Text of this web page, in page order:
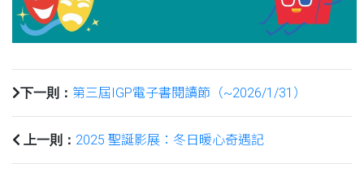
下一則： 第三屆IGP電子書閱讀節（~2026/1/31）
上一則： 2025 聖誕影展：冬日暖心奇遇記